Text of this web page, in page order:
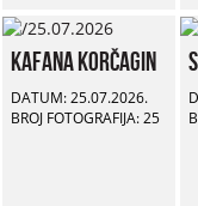
Kafana Korčagin
DATUM: 25.07.2026.
BROJ FOTOGRAFIJA: 25